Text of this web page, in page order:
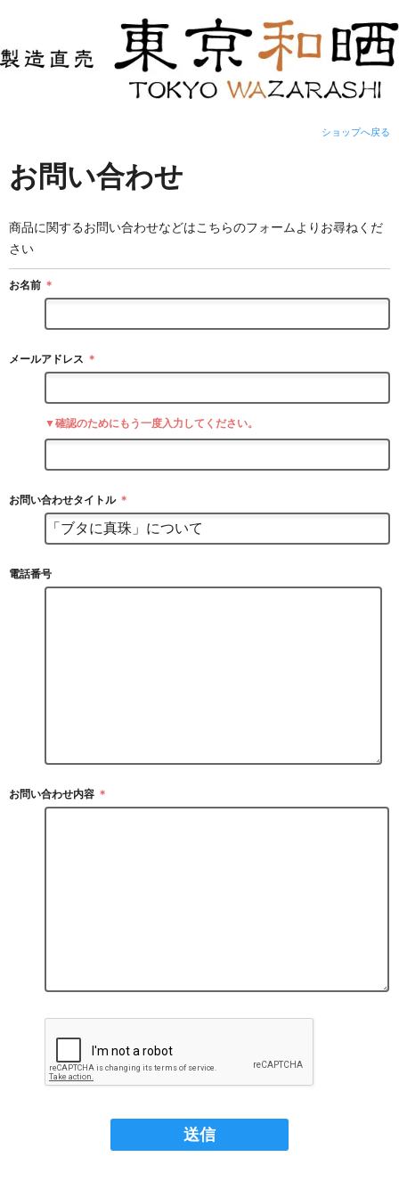
ショップへ戻る
お問い合わせ
商品に関するお問い合わせなどはこちらのフォームよりお尋ねくだ
さい
お名前 ＊
メールアドレス ＊
▼確認のためにもう一度入力してください。
お問い合わせタイトル ＊
電話番号
お問い合わせ内容 ＊